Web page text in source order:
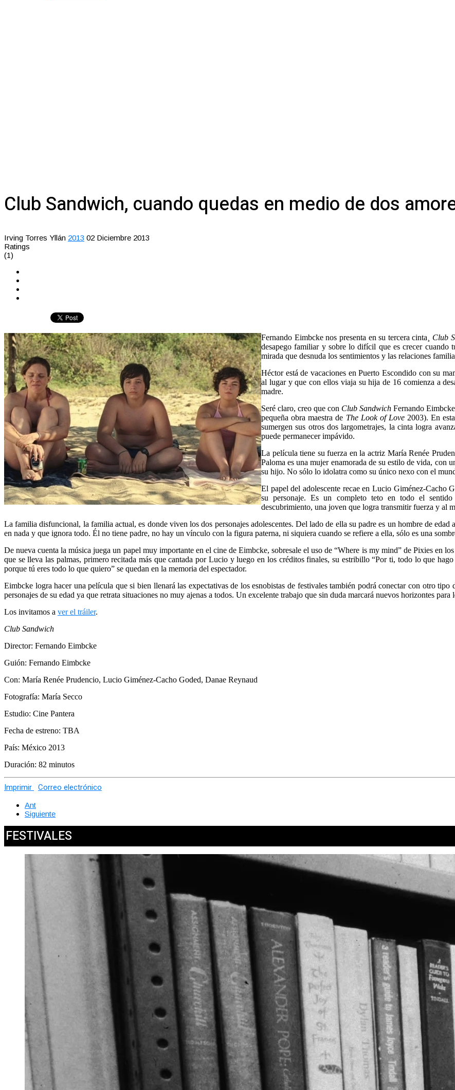
Club Sandwich, cuando quedas en medio de dos
Irving Torres Yllán 2013 02 Diciembre 2013
Ratings
(1)
Fernando Eimbcke nos presenta en su tercera cinta¸ Club
desapego familiar y sobre lo difícil que es crecer cuando
mirada que desnuda los sentimientos y las relaciones
Héctor está de vacaciones en Puerto Escondido con su
al lugar y que con ellos viaja su hija de 16 comienza a
madre.
Seré claro, creo que con Club Sandwich Fernando
pequeña obra maestra de The Look of Love 2003). En
sumergen sus otros dos largometrajes, la cinta logra
puede permanecer impávido.
La película tiene su fuerza en la actriz María Renée
Paloma es una mujer enamorada de su estilo de vida, con
su hijo. No sólo lo idolatra como su único nexo con el
El papel del adolescente recae en Lucio Giménez-Cacho
su personaje. Es un completo teto en todo el
descubrimiento, una joven que logra transmitir fuerza y al
La familia disfuncional, la familia actual, es donde viven los dos personajes adolescentes. Del lado de ella su padre es un hombre de edad
en nada y que ignora todo. Él no tiene padre, no hay un vínculo con la figura paterna, ni siquiera cuando se refiere a ella, sólo es una
De nueva cuenta la música juega un papel muy importante en el cine de Eimbcke, sobresale el uso de “Where is my mind” de Pixies en
que se lleva las palmas, primero recitada más que cantada por Lucio y luego en los créditos finales, su estribillo “Por ti, todo lo que
porque tú eres todo lo que quiero” se quedan en la memoria del espectador.
Eimbcke logra hacer una película que si bien llenará las expectativas de los esnobistas de festivales también podrá conectar con otro
personajes de su edad ya que retrata situaciones no muy ajenas a todos. Un excelente trabajo que sin duda marcará nuevos horizontes
Los invitamos a ver el tráiler.
Club Sandwich
Director: Fernando Eimbcke
Guión: Fernando Eimbcke
Con: María Renée Prudencio, Lucio Giménez-Cacho Goded, Danae Reynaud
Fotografía: María Secco
Estudio: Cine Pantera
Fecha de estreno: TBA
País: México 2013
Duración: 82 minutos
Imprimir Correo electrónico
Ant
Siguiente
FESTIVALES